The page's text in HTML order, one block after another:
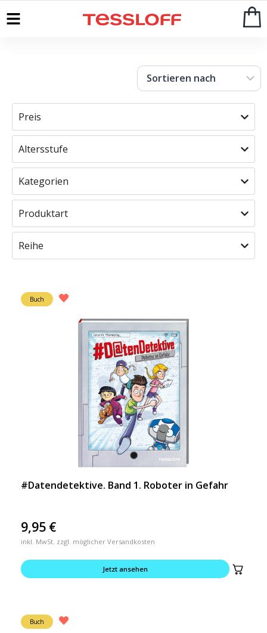
Start
Preis
Altersstufe
Kategorien
Produktart
Reihe
Buch
#Datendetektive. Band 1. Roboter in Gefahr
9,95 €
inkl. MwSt. zzgl. möglicher Versandkosten
Jetzt ansehen
Buch